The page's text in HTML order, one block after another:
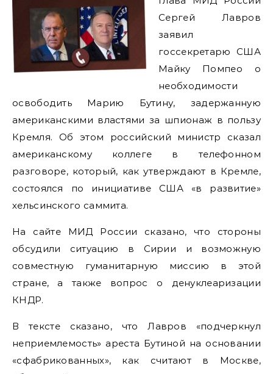
Сергей Лавров
заявил
госсекретарю США
Майку Помпео о
необходимости
освободить Марию Бутину, задержанную
американскими властями за шпионаж в пользу
Кремля. Об этом российский министр сказал
американскому коллеге в телефонном
разговоре, который, как утверждают в Кремле,
состоялся по инициативе США «в развитие»
хельсинского саммита.
На сайте МИД России сказано, что стороны
обсудили ситуацию в Сирии и возможную
совместную гуманитарную миссию в этой
стране, а также вопрос о денуклеаризации
КНДР.
В тексте сказано, что Лавров «подчеркнул
неприемлемость» ареста Бутиной на основании
«сфабрикованных», как считают в Москве,